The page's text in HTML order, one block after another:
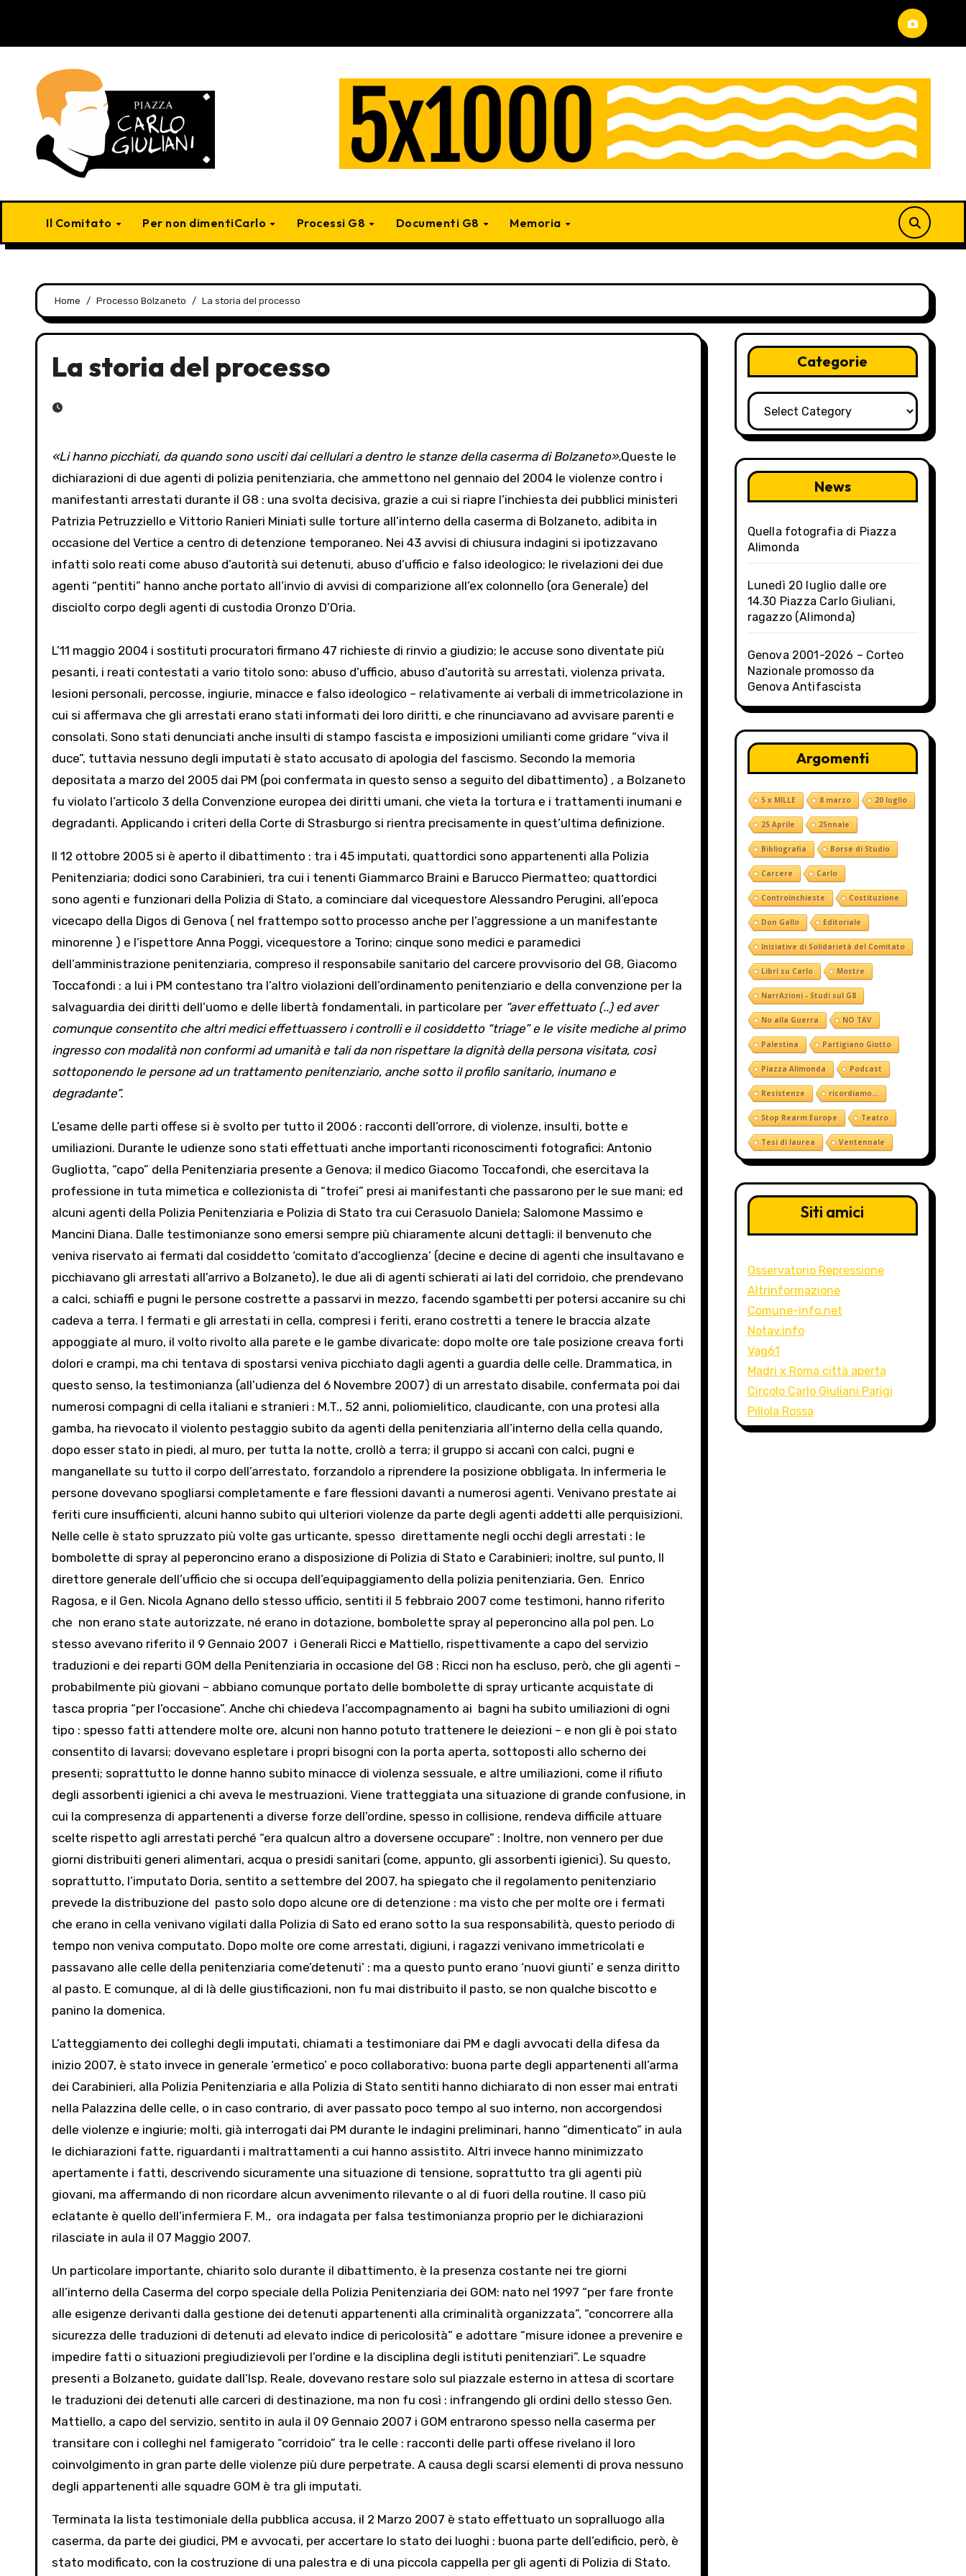
content
Il Comitato Per non dimentiCarlo Processi G8 Documenti G8 Memoria
Home Processo Bolzaneto La storia del processo
La storia del processo
«Li hanno picchiati, da quando sono usciti dai cellulari a dentro le stanze della caserma di Bolzaneto».Queste le
dichiarazioni di due agenti di polizia penitenziaria, che ammettono nel gennaio del 2004 le violenze contro i
manifestanti arrestati durante il G8 : una svolta decisiva, grazie a cui si riapre l’inchiesta dei pubblici ministeri
Patrizia Petruzziello e Vittorio Ranieri Miniati sulle torture all’interno della caserma di Bolzaneto, adibita in
occasione del Vertice a centro di detenzione temporaneo. Nei 43 avvisi di chiusura indagini si ipotizzavano
infatti solo reati come abuso d’autorità sui detenuti, abuso d’ufficio e falso ideologico; le rivelazioni dei due
agenti “pentiti” hanno anche portato all’invio di avvisi di comparizione all’ex colonnello (ora Generale) del
disciolto corpo degli agenti di custodia Oronzo D’Oria.
L’11 maggio 2004 i sostituti procuratori firmano 47 richieste di rinvio a giudizio; le accuse sono diventate più
pesanti, i reati contestati a vario titolo sono: abuso d’ufficio, abuso d’autorità su arrestati, violenza privata,
lesioni personali, percosse, ingiurie, minacce e falso ideologico – relativamente ai verbali di immetricolazione in
cui si affermava che gli arrestati erano stati informati dei loro diritti, e che rinunciavano ad avvisare parenti e
consolati. Sono stati denunciati anche insulti di stampo fascista e imposizioni umilianti come gridare “viva il
duce”, tuttavia nessuno degli imputati è stato accusato di apologia del fascismo. Secondo la memoria
depositata a marzo del 2005 dai PM (poi confermata in questo senso a seguito del dibattimento) , a Bolzaneto
fu violato l’articolo 3 della Convenzione europea dei diritti umani, che vieta la tortura e i trattamenti inumani e
degradanti. Applicando i criteri della Corte di Strasburgo si rientra precisamente in quest’ultima definizione.
Il 12 ottobre 2005 si è aperto il dibattimento : tra i 45 imputati, quattordici sono appartenenti alla Polizia
Penitenziaria; dodici sono Carabinieri, tra cui i tenenti Giammarco Braini e Barucco Piermatteo; quattordici
sono agenti e funzionari della Polizia di Stato, a cominciare dal vicequestore Alessandro Perugini, all’epoca
vicecapo della Digos di Genova ( nel frattempo sotto processo anche per l’aggressione a un manifestante
minorenne ) e l’ispettore Anna Poggi, vicequestore a Torino; cinque sono medici e paramedici
dell’amministrazione penitenziaria, compreso il responsabile sanitario del carcere provvisorio del G8, Giacomo
Toccafondi : a lui i PM contestano tra l’altro violazioni dell’ordinamento penitenziario e della convenzione per la
salvaguardia dei diritti dell’uomo e delle libertà fondamentali, in particolare per “aver effettuato (..) ed aver
comunque consentito che altri medici effettuassero icontrolli e il cosiddetto “triage” e le visite mediche al primo
ingresso con modalità non conformi ad umanità e tali da non rispettare la dignità della persona visitata, così
sottoponendo le persone ad un trattamento penitenziario, anche sotto il profilo sanitario, inumano e
degradante”.
L’esame delle parti offese si è svolto per tutto il 2006 : racconti dell’orrore, di violenze, insulti, botte e
umiliazioni. Durante le udienze sono stati effettuati anche importanti riconoscimenti fotografici: Antonio
Gugliotta, “capo” della Penitenziaria presente a Genova; il medico Giacomo Toccafondi, che esercitava la
professione in tuta mimetica e collezionista di “trofei” presi ai manifestanti che passarono per le sue mani; ed
alcuni agenti della Polizia Penitenziaria e Polizia di Stato tra cui Cerasuolo Daniela; Salomone Massimo e
Mancini Diana. Dalle testimonianze sono emersi sempre più chiaramente alcuni dettagli: il benvenuto che
veniva riservato ai fermati dal cosiddetto ‘comitato d’accoglienza’ (decine e decine di agenti che insultavano e
picchiavano gli arrestati all’arrivo a Bolzaneto), le due ali di agenti schierati ai lati del corridoio, che prendevano
a calci, schiaffi e pugni le persone costrette a passarvi in mezzo, facendo sgambetti per potersi accanire su chi
cadeva a terra. I fermati e gli arrestati in cella, compresi i feriti, erano costretti a tenere le braccia alzate
appoggiate al muro, il volto rivolto alla parete e le gambe divaricate: dopo molte ore tale posizione creava forti
dolori e crampi, ma chi tentava di spostarsi veniva picchiato dagli agenti a guardia delle celle. Drammatica, in
questo senso, la testimonianza (all’udienza del 6 Novembre 2007) di un arrestato disabile, confermata poi dai
numerosi compagni di cella italiani e stranieri : M.T., 52 anni, poliomielitico, claudicante, con una protesi alla
gamba, ha rievocato il violento pestaggio subito da agenti della penitenziaria all’interno della cella quando,
dopo esser stato in piedi, al muro, per tutta la notte, crollò a terra; il gruppo si accanì con calci, pugni e
manganellate su tutto il corpo dell’arrestato, forzandolo a riprendere la posizione obbligata. In infermeria le
persone dovevano spogliarsi completamente e fare flessioni davanti a numerosi agenti. Venivano prestate ai
feriti cure insufficienti, alcuni hanno subito qui ulteriori violenze da parte degli agenti addetti alle perquisizioni.
Nelle celle è stato spruzzato più volte gas urticante, spesso direttamente negli occhi degli arrestati : le
bombolette di spray al peperoncino erano a disposizione di Polizia di Stato e Carabinieri; inoltre, sul punto, Il
direttore generale dell’ufficio che si occupa dell’equipaggiamento della polizia penitenziaria, Gen. Enrico
Ragosa, e il Gen. Nicola Agnano dello stesso ufficio, sentiti il 5 febbraio 2007 come testimoni, hanno riferito
che non erano state autorizzate, né erano in dotazione, bombolette spray al peperoncino alla pol pen. Lo
stesso avevano riferito il 9 Gennaio 2007 i Generali Ricci e Mattiello, rispettivamente a capo del servizio
traduzioni e dei reparti GOM della Penitenziaria in occasione del G8 : Ricci non ha escluso, però, che gli agenti –
probabilmente più giovani – abbiano comunque portato delle bombolette di spray urticante acquistate di
tasca propria “per l’occasione”. Anche chi chiedeva l’accompagnamento ai bagni ha subito umiliazioni di ogni
tipo : spesso fatti attendere molte ore, alcuni non hanno potuto trattenere le deiezioni – e non gli è poi stato
consentito di lavarsi; dovevano espletare i propri bisogni con la porta aperta, sottoposti allo scherno dei
presenti; soprattutto le donne hanno subito minacce di violenza sessuale, e altre umiliazioni, come il rifiuto
degli assorbenti igienici a chi aveva le mestruazioni. Viene tratteggiata una situazione di grande confusione, in
cui la compresenza di appartenenti a diverse forze dell’ordine, spesso in collisione, rendeva difficile attuare
scelte rispetto agli arrestati perché “era qualcun altro a doversene occupare” : Inoltre, non vennero per due
giorni distribuiti generi alimentari, acqua o presidi sanitari (come, appunto, gli assorbenti igienici). Su questo,
soprattutto, l’imputato Doria, sentito a settembre del 2007, ha spiegato che il regolamento penitenziario
prevede la distribuzione del pasto solo dopo alcune ore di detenzione : ma visto che per molte ore i fermati
che erano in cella venivano vigilati dalla Polizia di Sato ed erano sotto la sua responsabilità, questo periodo di
tempo non veniva computato. Dopo molte ore come arrestati, digiuni, i ragazzi venivano immetricolati e
passavano alle celle della penitenziaria come’detenuti’ : ma a questo punto erano ‘nuovi giunti’ e senza diritto
al pasto. E comunque, al di là delle giustificazioni, non fu mai distribuito il pasto, se non qualche biscotto e
panino la domenica.
L’atteggiamento dei colleghi degli imputati, chiamati a testimoniare dai PM e dagli avvocati della difesa da
inizio 2007, è stato invece in generale ‘ermetico’ e poco collaborativo: buona parte degli appartenenti all’arma
dei Carabinieri, alla Polizia Penitenziaria e alla Polizia di Stato sentiti hanno dichiarato di non esser mai entrati
nella Palazzina delle celle, o in caso contrario, di aver passato poco tempo al suo interno, non accorgendosi
delle violenze e ingiurie; molti, già interrogati dai PM durante le indagini preliminari, hanno “dimenticato” in aula
le dichiarazioni fatte, riguardanti i maltrattamenti a cui hanno assistito. Altri invece hanno minimizzato
apertamente i fatti, descrivendo sicuramente una situazione di tensione, soprattutto tra gli agenti più
giovani, ma affermando di non ricordare alcun avvenimento rilevante o al di fuori della routine. Il caso più
eclatante è quello dell’infermiera F. M., ora indagata per falsa testimonianza proprio per le dichiarazioni
rilasciate in aula il 07 Maggio 2007.
Un particolare importante, chiarito solo durante il dibattimento, è la presenza costante nei tre giorni
all’interno della Caserma del corpo speciale della Polizia Penitenziaria dei GOM: nato nel 1997 “per fare fronte
alle esigenze derivanti dalla gestione dei detenuti appartenenti alla criminalità organizzata”, “concorrere alla
sicurezza delle traduzioni di detenuti ad elevato indice di pericolosità” e adottare “misure idonee a prevenire e
impedire fatti o situazioni pregiudizievoli per l’ordine e la disciplina degli istituti penitenziari”. Le squadre
presenti a Bolzaneto, guidate dall’Isp. Reale, dovevano restare solo sul piazzale esterno in attesa di scortare
le traduzioni dei detenuti alle carceri di destinazione, ma non fu così : infrangendo gli ordini dello stesso Gen.
Mattiello, a capo del servizio, sentito in aula il 09 Gennaio 2007 i GOM entrarono spesso nella caserma per
transitare con i colleghi nel famigerato “corridoio” tra le celle : racconti delle parti offese rivelano il loro
coinvolgimento in gran parte delle violenze più dure perpetrate. A causa degli scarsi elementi di prova nessuno
degli appartenenti alle squadre GOM è tra gli imputati.
Terminata la lista testimoniale della pubblica accusa, il 2 Marzo 2007 è stato effettuato un sopralluogo alla
caserma, da parte dei giudici, PM e avvocati, per accertare lo stato dei luoghi : buona parte dell’edificio, però, è
stato modificato, con la costruzione di una palestra e di una piccola cappella per gli agenti di Polizia di Stato.
Categorie
Categorie
News
Quella fotografia di Piazza
Alimonda
Lunedì 20 luglio dalle ore
14.30 Piazza Carlo Giuliani,
ragazzo (Alimonda)
Genova 2001-2026 – Corteo
Nazionale promosso da
Genova Antifascista
Argomenti
5 x MILLE 8 marzo 20 luglio
25 Aprile 25nnale
Bibliografia Borse di Studio
Carcere Carlo
Controinchieste Costituzione
Don Gallo Editoriale
Iniziative di Solidarietà del Comitato
Libri su Carlo Mostre
NarrAzioni - Studi sul G8
No alla Guerra NO TAV
Palestina Partigiano Giotto
Piazza Alimonda Podcast
Resistenze ricordiamo...
Stop Rearm Europe Teatro
Tesi di laurea Ventennale
Siti amici
Osservatorio Repressione
Altrinformazione
Comune-info.net
Notav.info
Vag61
Madri x Roma città aperta
Circolo Carlo Giuliani Parigi
Pillola Rossa